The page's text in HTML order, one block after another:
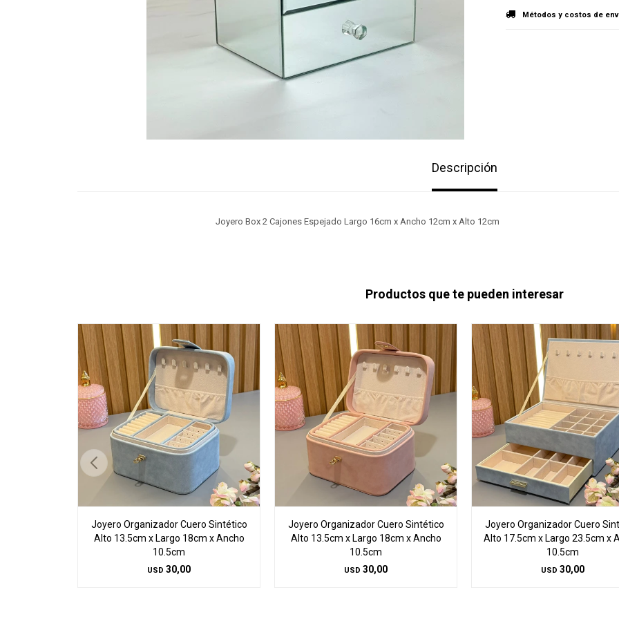
Métodos y costos de
Descripción
Joyero Box 2 Cajones Espejado Largo 16cm x Ancho 12cm x Alto 12cm
Productos que te pueden interesar
Joyero Organizador Cuero Sintético
Alto 13.5cm x Largo 18cm x Ancho
10.5cm
USD 30,00
Joyero Organizador Cuero Sintético
Alto 13.5cm x Largo 18cm x Ancho
10.5cm
USD 30,00
Joyero Organizador Cuero
Alto 17.5cm x Largo 23.5cm x
10.5cm
USD 30,00